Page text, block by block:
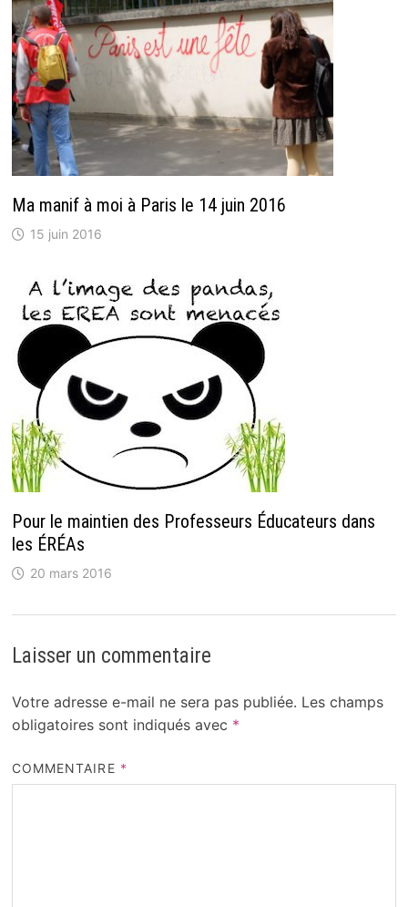
Ma manif à moi à Paris le 14 juin 2016
15 juin 2016
Pour le maintien des Professeurs Éducateurs dans
les ÉRÉAs
20 mars 2016
Laisser un commentaire
Votre adresse e-mail ne sera pas publiée. Les champs
obligatoires sont indiqués avec *
COMMENTAIRE *